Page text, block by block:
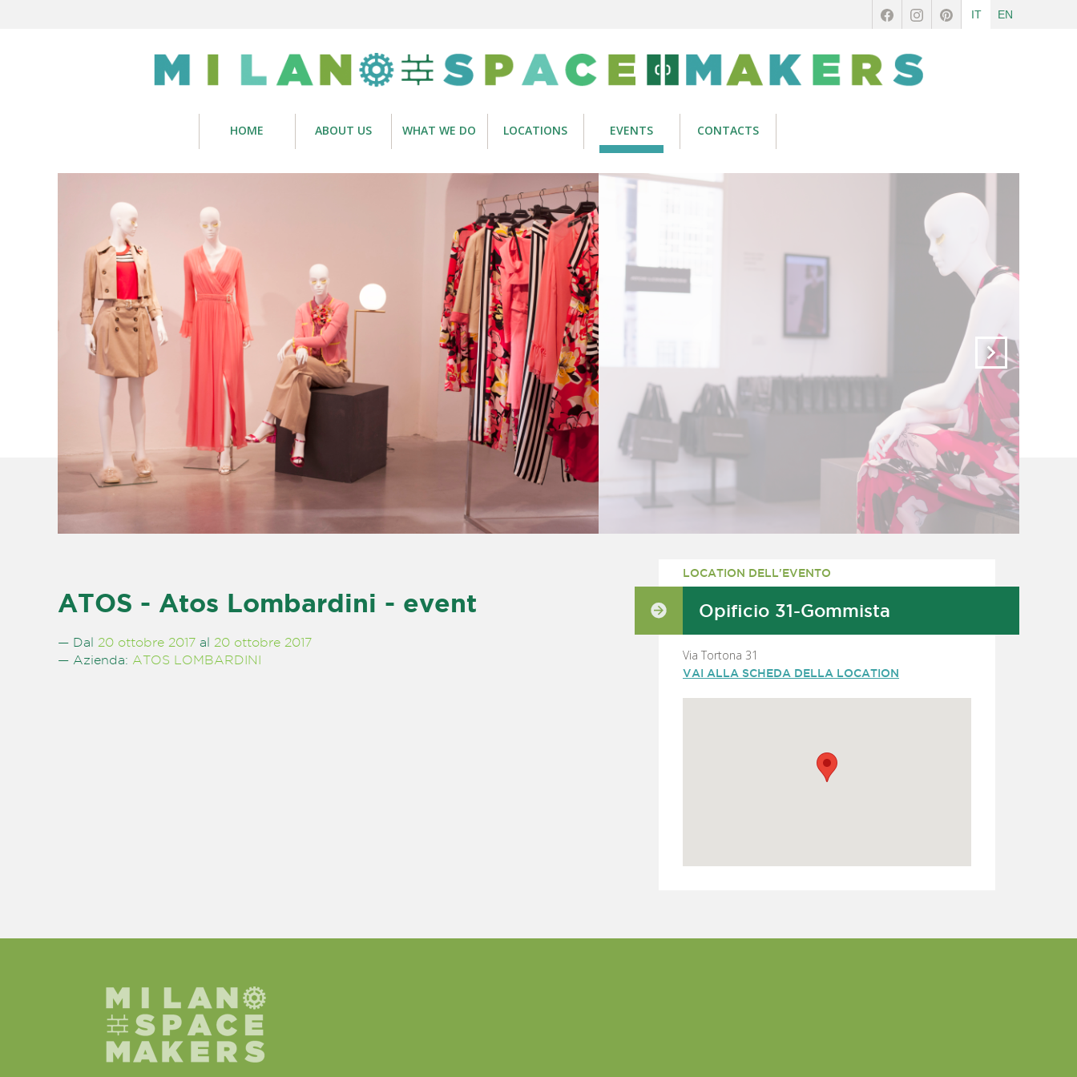
IT EN
HOME ABOUT US WHAT WE DO LOCATIONS EVENTS CONTACTS
ATOS - Atos Lombardini - event
— Dal 20 ottobre 2017 al 20 ottobre 2017
— Azienda: ATOS LOMBARDINI
LOCATION DELL'EVENTO
Opificio 31-Gommista
Via Tortona 31
VAI ALLA SCHEDA DELLA LOCATION